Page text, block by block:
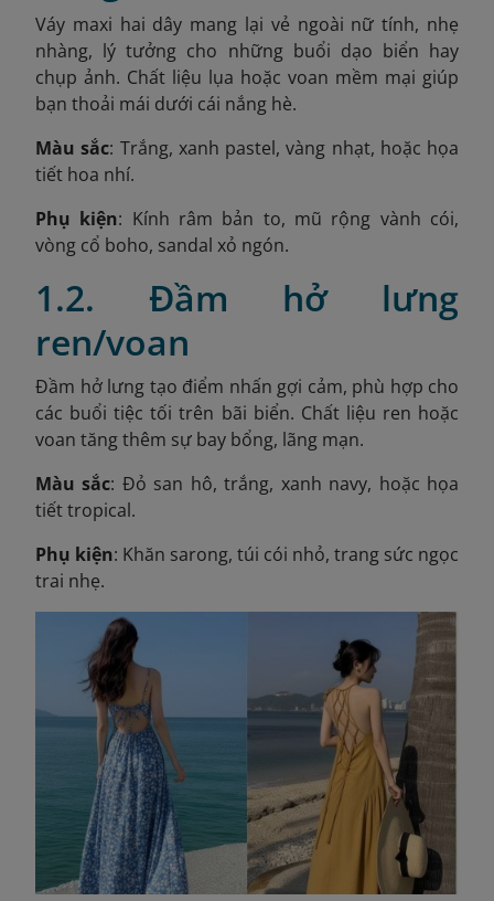
Váy maxi hai dây mang lại vẻ ngoài nữ tính, nhẹ
nhàng, lý tưởng cho những buổi dạo biển hay
chụp ảnh. Chất liệu lụa hoặc voan mềm mại giúp
bạn thoải mái dưới cái nắng hè.
Màu sắc: Trắng, xanh pastel, vàng nhạt, hoặc họa
tiết hoa nhí.
Phụ kiện: Kính râm bản to, mũ rộng vành cói,
vòng cổ boho, sandal xỏ ngón.
1.2. Đầm hở lưng
ren/voan
Đầm hở lưng tạo điểm nhấn gợi cảm, phù hợp cho
các buổi tiệc tối trên bãi biển. Chất liệu ren hoặc
voan tăng thêm sự bay bổng, lãng mạn.
Màu sắc: Đỏ san hô, trắng, xanh navy, hoặc họa
tiết tropical.
Phụ kiện: Khăn sarong, túi cói nhỏ, trang sức ngọc
trai nhẹ.